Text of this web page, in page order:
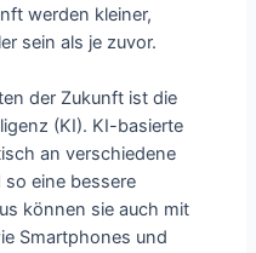
werden kleiner,
sein als je zuvor.
der Zukunft ist die
(KI). KI-basierte
an verschiedene
eine bessere
können sie auch mit
Smartphones und